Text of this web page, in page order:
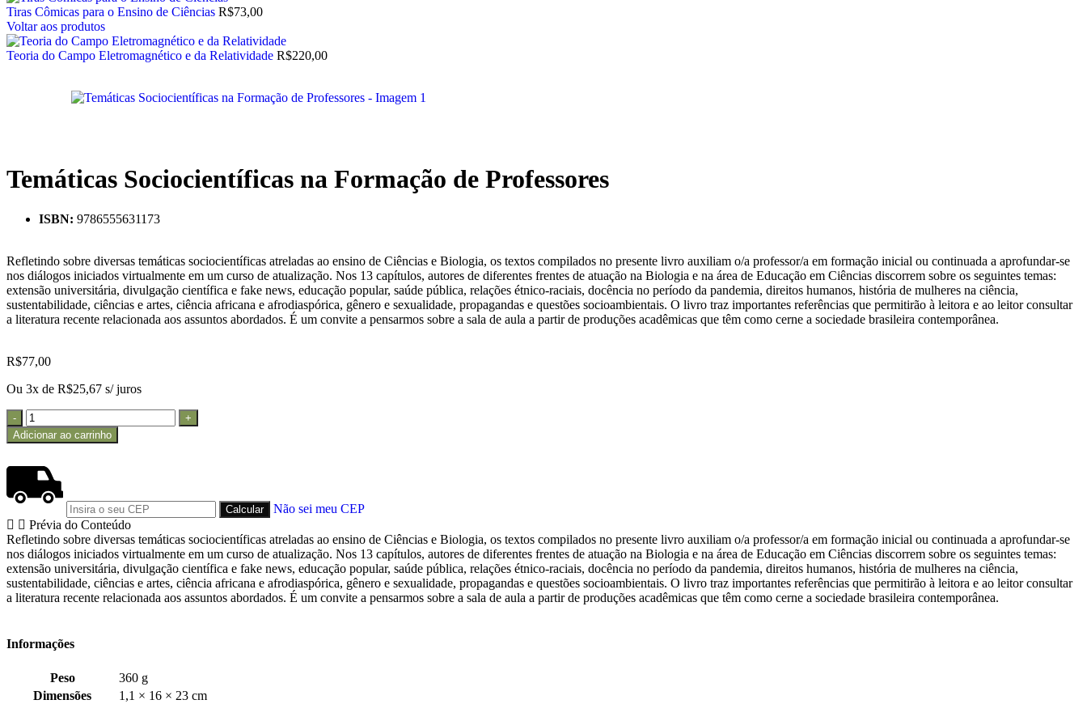
Tiras Cômicas para o Ensino de Ciências R$73,00
Voltar aos produtos
Teoria do Campo Eletromagnético e da Relatividade R$220,00
Temáticas Sociocientíficas na Formação de Professores
ISBN: 9786555631173
Refletindo sobre diversas temáticas sociocientíficas atreladas ao ensino de Ciências e Biologia, os textos compilados no presente livro auxiliam o/a professor/a em formação inicial ou continuada a aprofundar-se
nos diálogos iniciados virtualmente em um curso de atualização. Nos 13 capítulos, autores de diferentes frentes de atuação na Biologia e na área de Educação em Ciências discorrem sobre os seguintes temas:
extensão universitária, divulgação científica e fake news, educação popular, saúde pública, relações étnico-raciais, docência no período da pandemia, direitos humanos, história de mulheres na ciência,
sustentabilidade, ciências e artes, ciência africana e afrodiaspórica, gênero e sexualidade, propagandas e questões socioambientais. O livro traz importantes referências que permitirão à leitora e ao leitor consultar
a literatura recente relacionada aos assuntos abordados. É um convite a pensarmos sobre a sala de aula a partir de produções acadêmicas que têm como cerne a sociedade brasileira contemporânea.
R$77,00
Ou 3x de R$25,67 s/ juros
Adicionar ao carrinho
Não sei meu CEP
Prévia do Conteúdo
Refletindo sobre diversas temáticas sociocientíficas atreladas ao ensino de Ciências e Biologia, os textos compilados no presente livro auxiliam o/a professor/a em formação inicial ou continuada a aprofundar-se
nos diálogos iniciados virtualmente em um curso de atualização. Nos 13 capítulos, autores de diferentes frentes de atuação na Biologia e na área de Educação em Ciências discorrem sobre os seguintes temas:
extensão universitária, divulgação científica e fake news, educação popular, saúde pública, relações étnico-raciais, docência no período da pandemia, direitos humanos, história de mulheres na ciência,
sustentabilidade, ciências e artes, ciência africana e afrodiaspórica, gênero e sexualidade, propagandas e questões socioambientais. O livro traz importantes referências que permitirão à leitora e ao leitor consultar
a literatura recente relacionada aos assuntos abordados. É um convite a pensarmos sobre a sala de aula a partir de produções acadêmicas que têm como cerne a sociedade brasileira contemporânea.
Informações
Peso
360 g
Dimensões
1,1 × 16 × 23 cm